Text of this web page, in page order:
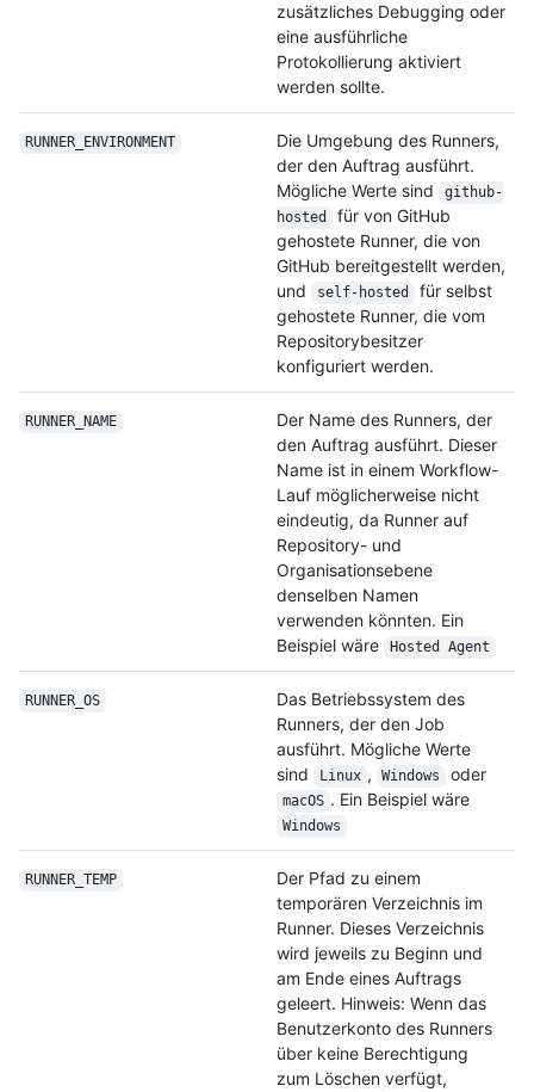
zusätzliches Debugging oder
eine ausführliche
Protokollierung aktiviert
werden sollte.
RUNNER_ENVIRONMENT
Die Umgebung des Runners,
der den Auftrag ausführt.
Mögliche Werte sind
github-
hosted
für von GitHub
gehostete Runner, die von
GitHub bereitgestellt werden,
und
self-hosted
für selbst
gehostete Runner, die vom
Repositorybesitzer
konfiguriert werden.
RUNNER_NAME
Der Name des Runners, der
den Auftrag ausführt. Dieser
Name ist in einem Workflow-
Lauf möglicherweise nicht
eindeutig, da Runner auf
Repository- und
Organisationsebene
denselben Namen
verwenden könnten. Ein
Beispiel wäre
Hosted Agent
RUNNER_OS
Das Betriebssystem des
Runners, der den Job
ausführt. Mögliche Werte
sind
Linux , Windows oder
macOS . Ein Beispiel wäre
Windows
RUNNER_TEMP
Der Pfad zu einem
temporären Verzeichnis im
Runner. Dieses Verzeichnis
wird jeweils zu Beginn und
am Ende eines Auftrags
geleert. Hinweis: Wenn das
Benutzerkonto des Runners
über keine Berechtigung
zum Löschen verfügt,